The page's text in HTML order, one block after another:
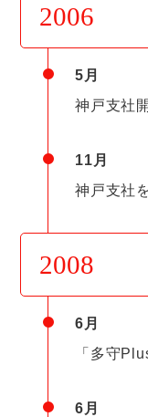
2006
5月
神戸支社
11月
神戸支社
2008
6月
「多守
6月